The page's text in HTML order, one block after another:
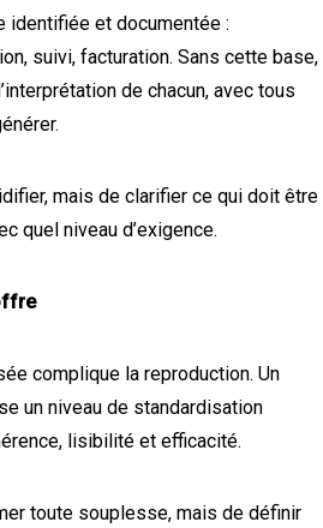
identifiée et documentée :
suivi, facturation. Sans cette base,
de chacun, avec tous
mais de clarifier ce qui doit être
quel niveau d’exigence.
complique la reproduction. Un
un niveau de standardisation
lisibilité et efficacité.
toute souplesse, mais de définir